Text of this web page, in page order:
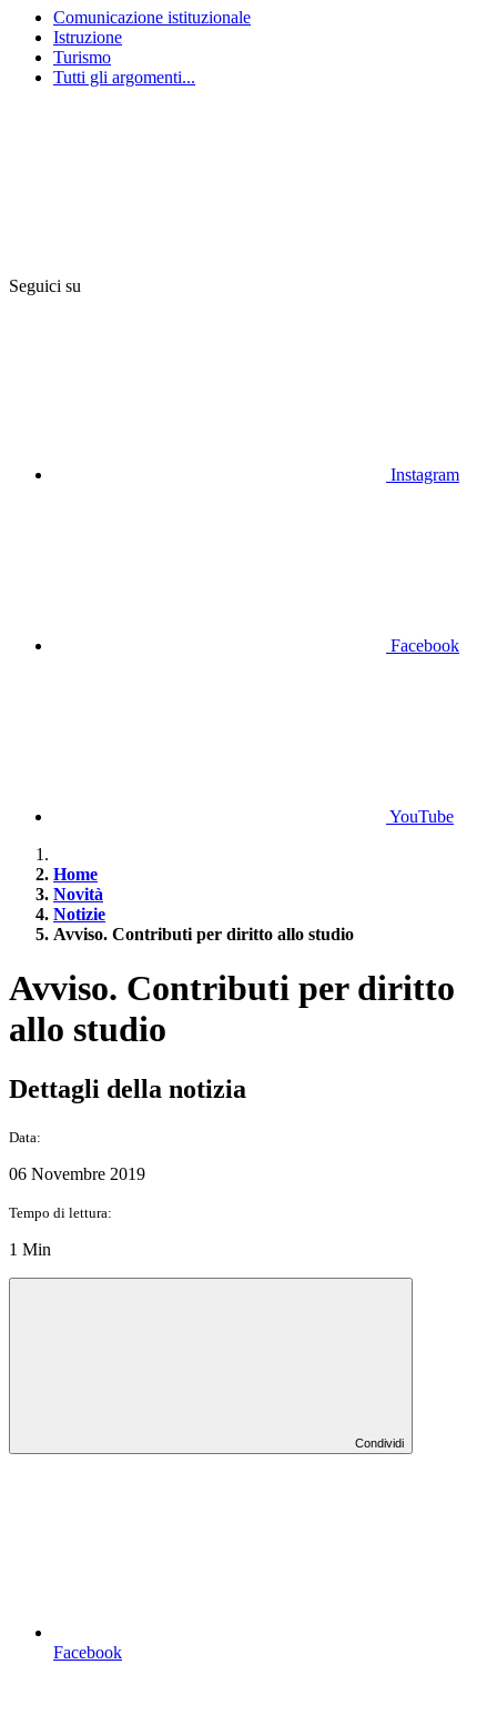
Comunicazione istituzionale
Istruzione
Turismo
Tutti gli argomenti...
Seguici su
Instagram
Facebook
YouTube
Home
Novità
Notizie
Avviso. Contributi per diritto allo studio
Avviso. Contributi per diritto
allo studio
Dettagli della notizia
Data:
06 Novembre 2019
Tempo di lettura:
1 Min
Condividi
Facebook